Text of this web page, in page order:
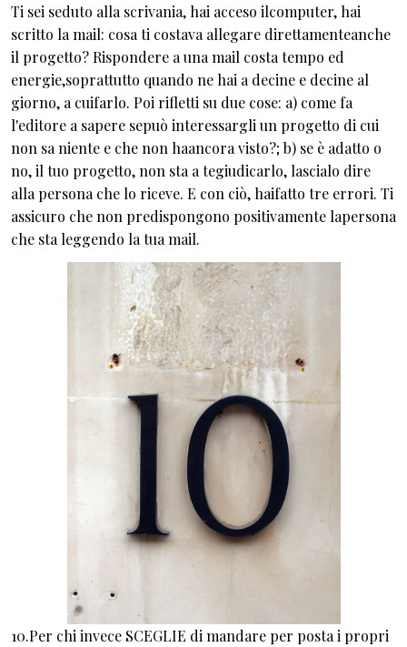
Ti sei seduto alla scrivania, hai acceso ilcomputer, hai
scritto la mail: cosa ti costava allegare direttamenteanche
il progetto? Rispondere a una mail costa tempo ed
energie,soprattutto quando ne hai a decine e decine al
giorno, a cuifarlo. Poi rifletti su due cose: a) come fa
l'editore a sapere sepuò interessargli un progetto di cui
non sa niente e che non haancora visto?; b) se è adatto o
no, il tuo progetto, non sta a tegiudicarlo, lascialo dire
alla persona che lo riceve. E con ciò, haifatto tre errori. Ti
assicuro che non predispongono positivamente lapersona
che sta leggendo la tua mail.
10.Per chi invece SCEGLIE di mandare per posta i propri